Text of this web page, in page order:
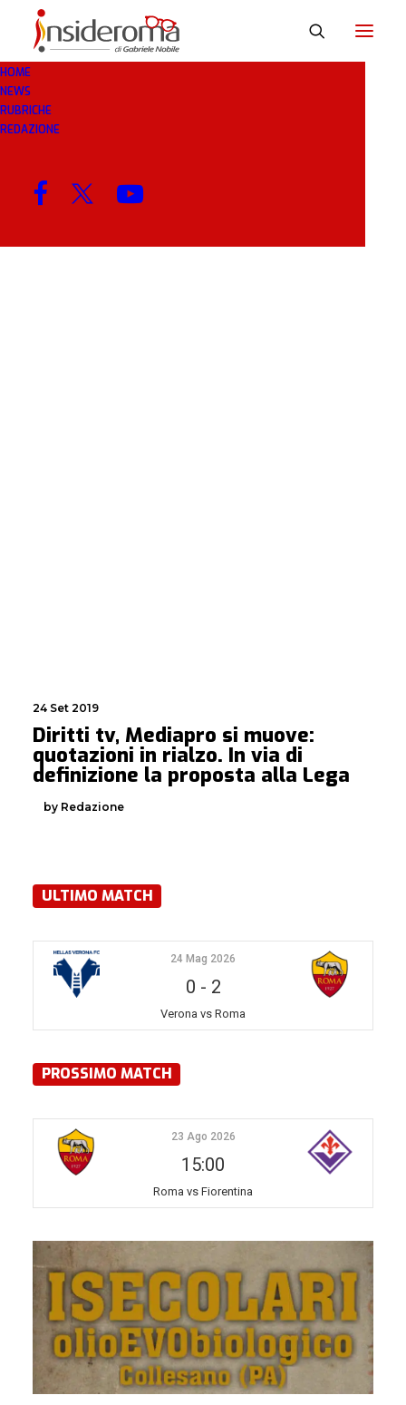
HOME
NEWS
RUBRICHE
REDAZIONE
RIALZO
MENU
24 Set 2019
Diritti tv, Mediapro si muove:
quotazioni in rialzo. In via di
definizione la proposta alla Lega
by Redazione
ULTIMO MATCH
24 Mag 2026
0 - 2
Verona vs Roma
PROSSIMO MATCH
23 Ago 2026
15:00
Roma vs Fiorentina